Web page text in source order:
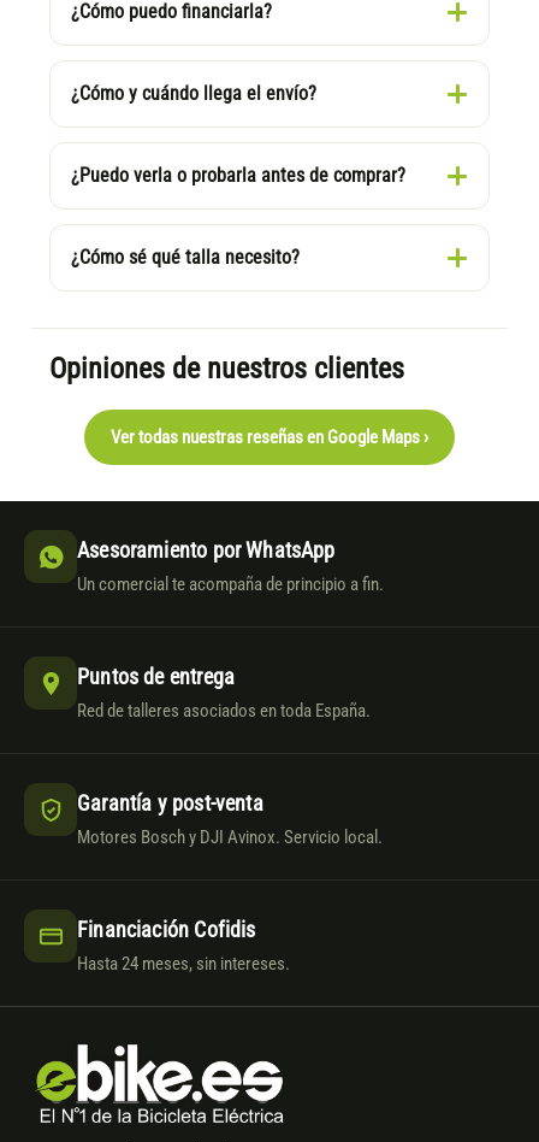
¿Cómo puedo financiarla?
¿Cómo y cuándo llega el envío?
¿Puedo verla o probarla antes de comprar?
¿Cómo sé qué talla necesito?
Opiniones de nuestros clientes
Ver todas nuestras reseñas en Google Maps ›
Asesoramiento por WhatsApp
Un comercial te acompaña de principio a fin.
Puntos de entrega
Red de talleres asociados en toda España.
Garantía y post-venta
Motores Bosch y DJI Avinox. Servicio local.
Financiación Cofidis
Hasta 24 meses, sin intereses.